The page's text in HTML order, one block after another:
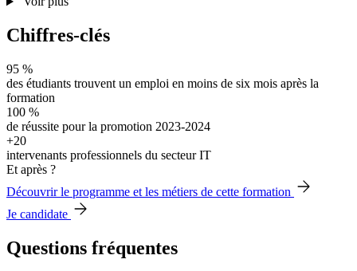
Chiffres-clés
95 %
des étudiants trouvent un emploi en moins de six mois après la
formation
100 %
de réussite pour la promotion 2023-2024
+20
intervenants professionnels du secteur IT
Et après ?
Découvrir le programme et les métiers de cette formation
Je candidate
Questions fréquentes